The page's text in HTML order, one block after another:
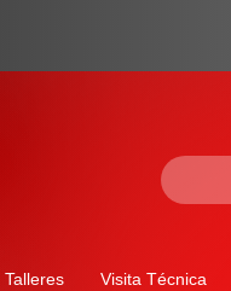
Talleres Visita Técnica